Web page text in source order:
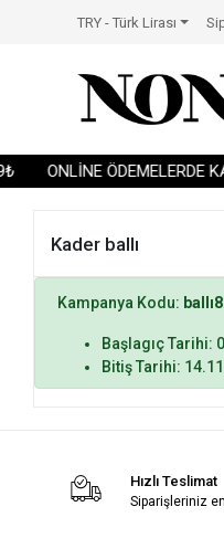
ONLİNE ÖDEMELERDE
TRY - Türk Lirası
Kader ballı
Kampanya Kodu:
Başlagıç Tarihi:
Bitiş Tarihi:
Hızlı Teslimat
Siparişleriniz